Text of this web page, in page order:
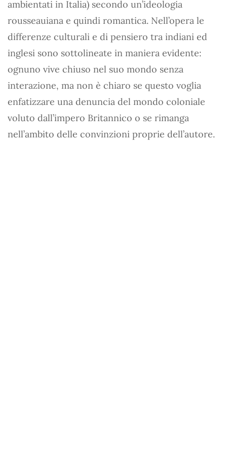
ambientati in Italia) secondo un’ideologia
rousseauiana e quindi romantica. Nell’opera le
differenze culturali e di pensiero tra indiani ed
inglesi sono sottolineate in maniera evidente:
ognuno vive chiuso nel suo mondo senza
interazione, ma non è chiaro se questo voglia
enfatizzare una denuncia del mondo coloniale
voluto dall’impero Britannico o se rimanga
nell’ambito delle convinzioni proprie dell’autore.